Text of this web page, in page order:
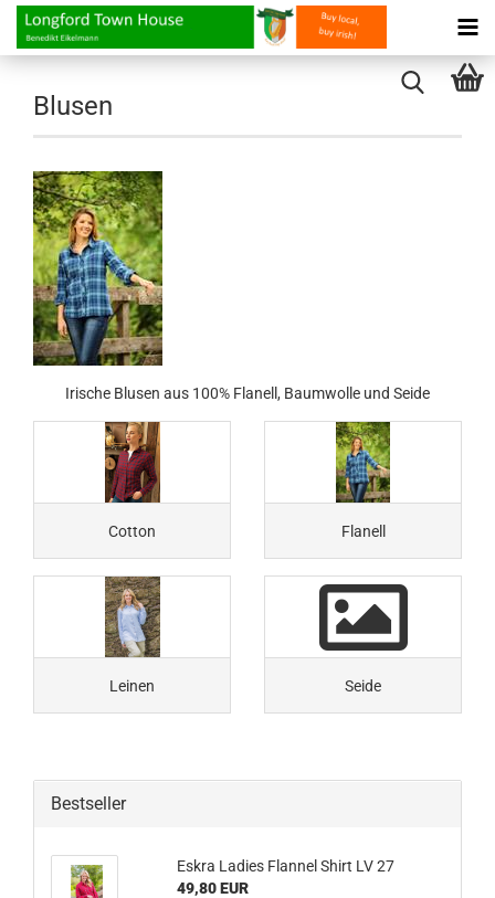
Blusen
Irische Blusen aus 100% Flanell, Baumwolle und Seide
Cotton Flanell
Leinen Seide
Bestseller
Eskra La­dies Flan­nel Shirt LV 27
49,80 EUR